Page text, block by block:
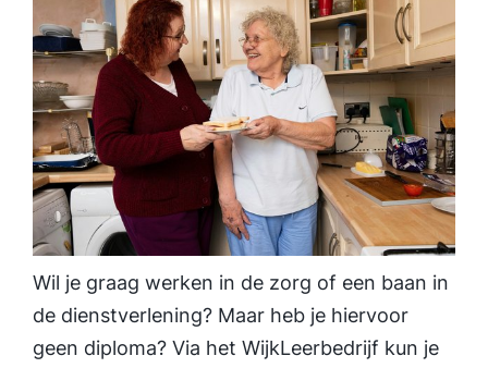
Wil je graag werken in de zorg of een baan in
de dienst­verlening? Maar heb je hiervoor
geen diploma? Via het WijkLeerbedrijf kun je